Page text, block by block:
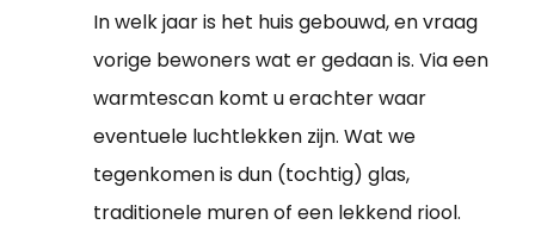
In welk jaar is het huis gebouwd, en vraag
vorige bewoners wat er gedaan is. Via een
warmtescan komt u erachter waar
eventuele luchtlekken zijn. Wat we
tegenkomen is dun (tochtig) glas,
traditionele muren of een lekkend riool.